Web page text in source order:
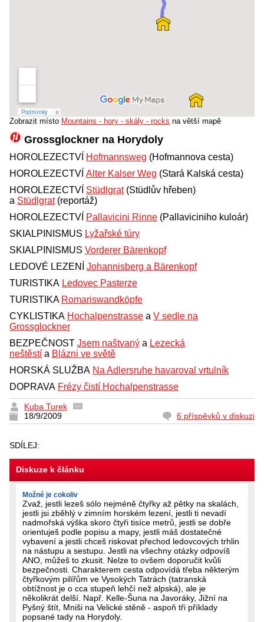
Zobrazit místo Mountains - hory - skály - rocks na větší mapě
Grossglockner na Horydoly
HOROLEZECTVÍ Hofmannsweg (Hofmannova cesta)
HOROLEZECTVÍ Alter Kalser Weg (Stará Kalská cesta)
HOROLEZECTVÍ Stüdlgrat(Stüdlův hřeben)
a Stüdlgrat(reportáž)
HOROLEZECTVÍ Pallavicini Rinne (Pallaviciniho kuloár)
SKIALPINISMUS Lyžařské túry
SKIALPINISMUS Vorderer Bärenkopf
LEDOVÉ LEZENÍ Johannisberg a Bärenkopf
TURISTIKA Ledovec Pasterze
TURISTIKA Romariswandköpfe
CYKLISTIKA Hochalpenstrasse a V sedle na
Grossglockner
BEZPEČNOST Jsem naštvaný a Lezecká
neštěstí a Blázni ve světě
HORSKÁ SLUŽBA Na Adlersruhe havaroval vrtulník
DOPRAVA Frézy čistí Hochalpenstrasse
Kuba Turek
18/9/2009
6 příspěvků v diskuzi
SDÍLEJ:
Diskuze k článku
Možné je cokoliv
Zvaž, jestli lezeš sólo nejméně čtyřky až pětky na skalách,
jestli jsi zběhlý v zimním horském lezení, jestli ti nevadí
nadmořská výška skoro čtyři tisíce metrů, jestli se dobře
orientuješ podle popisu a mapy, jestli máš dostatečné
vybavení a jestli chceš riskovat přechod ledovcových trhlin
na nástupu a sestupu. Jestli na všechny otázky odpovíš
ANO, můžeš to zkusit. Nelze to ovšem doporučit kvůli
bezpečnosti. Charakterem cesta odpovídá třeba některým
čtyřkovým pilířům ve Vysokých Tatrách (tatranská
obtížnost je o cca stupeň lehčí než alpská), ale je
několikrát delší. Např. Kelle-Šuna na Javoráky, Jižní na
Pyšný štít, Mniši na Velické stěně - aspoň tři příklady
popsané tady na Horydoly.